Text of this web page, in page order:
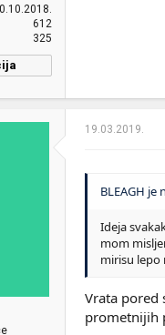
612
325
212 EVO
Z7Y57AA TN, TV
220S 240GB ,
1TB
19.03.2019.
BLEAGH je
Ideja
mom
mirisu lepo
Vrata pored
prometnijih